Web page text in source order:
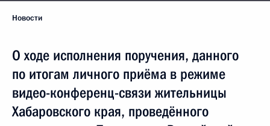
Новости
О ходе исполнения поручения, данного
по итогам личного приёма в режиме
видео-конференц-связи жительницы
Хабаровского края, проведённого